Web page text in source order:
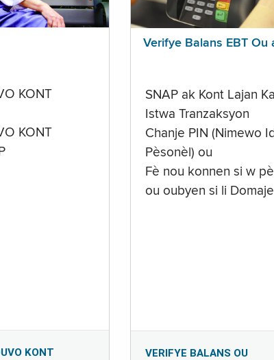
KONT
KONT
KONT
Verifye Balans EBT Ou
SNAP ak Kont Lajan
Istwa Tranzaksyon
Chanje PIN (Nimewo
Pèsonèl) ou
Fè nou konnen si w
ou oubyen si li Domaje
VERIFYE BALANS OU